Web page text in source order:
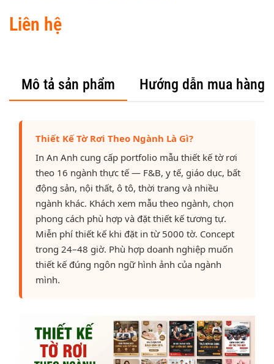
Liên hệ
Mô tả sản phẩm Hướng dẫn mua hàng
Thiết Kế Tờ Rơi Theo Ngành Là Gì?
In An Anh cung cấp portfolio mẫu thiết kế tờ rơi
theo 16 ngành thực tế — F&B, y tế, giáo dục, bất
động sản, nội thất, ô tô, thời trang và nhiều
ngành khác. Khách xem mẫu theo ngành, chọn
phong cách phù hợp và đặt thiết kế tương tự.
Miễn phí thiết kế khi đặt in từ 5000 tờ. Concept
trong 24–48 giờ. Phù hợp doanh nghiệp muốn
thiết kế đúng ngôn ngữ hình ảnh của ngành
mình.